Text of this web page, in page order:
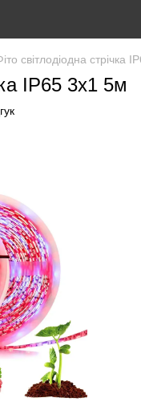
світлодіодна стрічка
IP65 3x1 5м